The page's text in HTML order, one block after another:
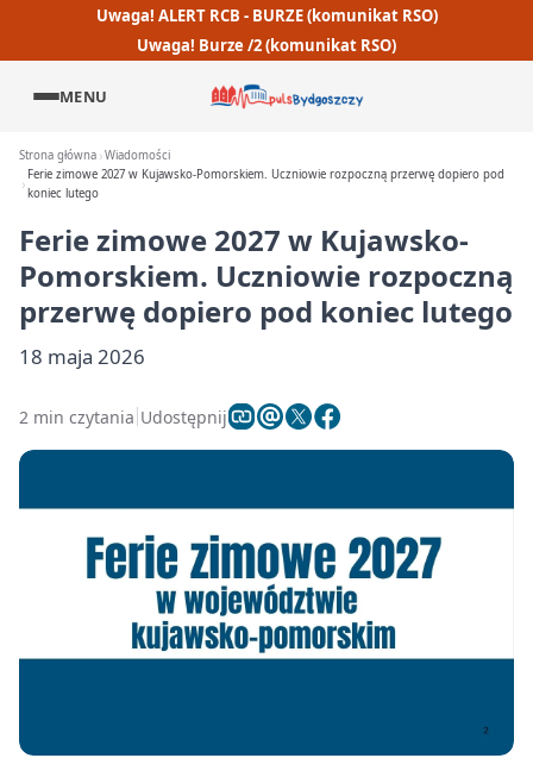
Uwaga! ALERT RCB - BURZE (komunikat RSO)
Uwaga! Burze /2 (komunikat RSO)
MENU
Strona główna Wiadomości
Ferie zimowe 2027 w Kujawsko-Pomorskiem. Uczniowie rozpoczną przerwę dopiero pod
koniec lutego
Ferie zimowe 2027 w Kujawsko-
Pomorskiem. Uczniowie rozpoczną
przerwę dopiero pod koniec lutego
18 maja 2026
2 min czytania Udostępnij